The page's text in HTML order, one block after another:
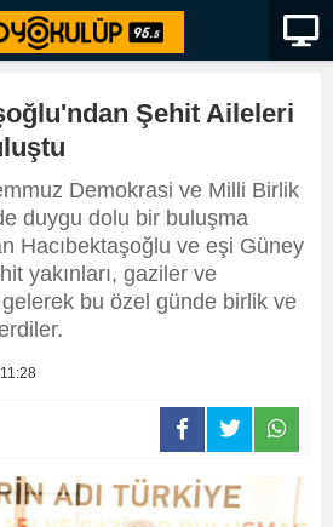
Şehit Aileleri
Demokrasi ve Milli Birlik
duygu dolu bir buluşma
Hacıbektaşoğlu ve eşi Güney
yakınları, gaziler ve
bu özel günde birlik ve